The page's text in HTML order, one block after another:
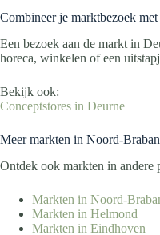
Combineer je marktbezoek
Een bezoek aan de markt in
horeca, winkelen of een
Bekijk ook:
Conceptstores in Deurne
Meer markten in Noord-
Ontdek ook markten in andere
Markten in Noord-
Markten in Helmond
Markten in Eindhoven